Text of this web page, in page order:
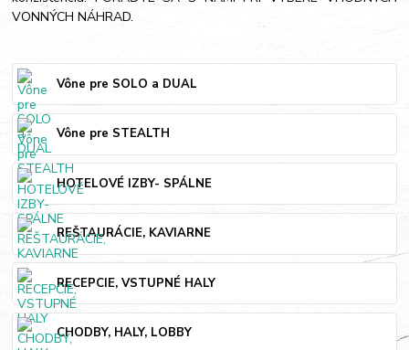
VONNÝCH NÁHRAD.
Vône pre SOLO a DUAL
Vône pre STEALTH
HOTELOVÉ IZBY- SPÁLNE
REŠTAURÁCIE, KAVIARNE
RECEPCIE, VSTUPNÉ HALY
CHODBY, HALY, LOBBY